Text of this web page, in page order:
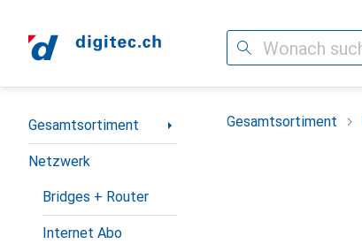
Suche
Navigation nach Kategorien
Gesamtsortiment
Netzwerk
Bridges + Router
Internet Abo
Gesamtsortiment